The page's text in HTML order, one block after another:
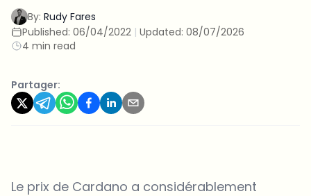
By: Rudy Fares
Published: 06/04/2022 | Updated: 08/07/2026
4 min read
Partager:
Le prix de Cardano a considérablement